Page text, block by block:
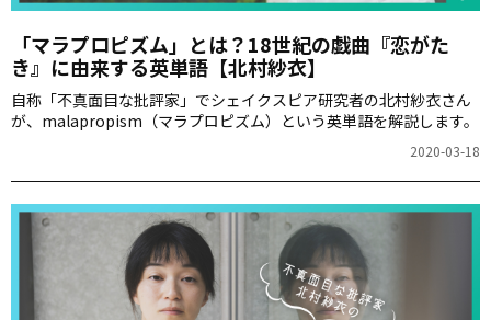
「マラプロピズム」とは？18世紀の戯曲『恋がた
き』に由来する英単語【北村紗衣】
自称「不真面目な批評家」でシェイクスピア研究者の北村紗衣さん
が、malapropism（マラプロピズム）という英単語を解説します。
2020-03-18